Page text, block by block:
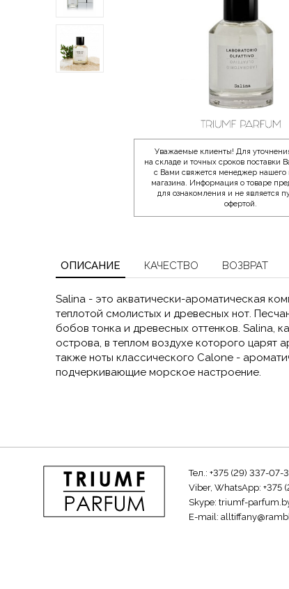
Уважаемые клиенты! Для
на складе и точных сроков поставки
с Вами свяжется менеджер нашего
магазина. Информация о товаре
для ознакомления и не является
офертой.
ОПИСАНИЕ КАЧЕСТВО ВОЗВРАТ
Salina - это акватически-ароматическая
теплотой смолистых и древесных нот.
бобов тонка и древесных оттенков. Salina,
острова, в теплом воздухе которого
также ноты классического Calone -
подчеркивающие морское настроение.
Тел.: +375 (29) 337-07-
Viber, WhatsApp: +375
Skype: triumf-
E-mail: